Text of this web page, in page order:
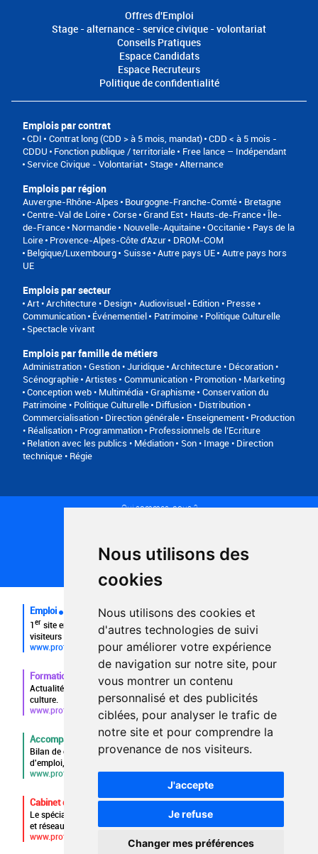
Nous utilisons des
cookies
Nous utilisons des cookies et
d'autres technologies de suivi
pour améliorer votre expérience
de navigation sur notre site, pour
vous montrer un contenu
personnalisé et des publicités
ciblées, pour analyser le trafic de
notre site et pour comprendre la
provenance de nos visiteurs.
J'accepte
Je refuse
Changer mes préférences
Offres d'Emploi
Stage - alternance - service civique - volontariat
Conseils Pratiques
Espace Candidats
Espace Recruteurs
Politique de confidentialité
Emplois par contrat
CDI Contrat long (CDD > à 5 mois, mandat) CDD < à 5 mois -
CDDU
Fonction publique / territoriale
Free lance – Indépendant
Service Civique - Volontariat
Stage Alternance
Emplois par région
Auvergne-Rhône-Alpes Bourgogne-Franche-Comté
Bretagne
Centre-Val de Loire Corse Grand Est Hauts-de-France Île-
de-France Normandie Nouvelle-Aquitaine Occitanie
Pays de la
Loire Provence-Alpes-Côte d'Azur
DROM-COM
Belgique/Luxembourg
Suisse Autre pays UE Autre pays hors
UE
Emplois par secteur
Art • Architecture • Design Audiovisuel Edition • Presse •
Communication Événementiel
Patrimoine • Politique Culturelle
Spectacle vivant
Emplois par famille de métiers
Administration • Gestion • Juridique Architecture • Décoration •
Scénographie Artistes
Communication • Promotion • Marketing
Conception web • Multimédia • Graphisme Conservation du
Patrimoine • Politique Culturelle Diffusion • Distribution •
Commercialisation Direction générale Enseignement Production
• Réalisation • Programmation Professionnels de l’Ecriture
Relation avec les publics • Médiation
Son • Image • Direction
technique • Régie
Qui sommes-nous ?
Plan du site
FAQ recruteurs
FAQ
Emploi
1er site emploi du secteur culturel 784.000 visites et 230.000
visiteurs uniques par mois.
www.profilculture.com
Formation
Actualités, guide et annuaire des formations aux métiers de la
culture.
www.profilculture-formation.com
Accompagnement professionnel
Bilan de compétences, coaching, techniques de recherche
d'emploi, entretien conseil.
www.profilculture-competences.com
Cabinet de recrutement
Le spécialiste du secteur culturel, une cvthèque de 86.000 CV
et réseau unique de professionnels.
www.profilculture-conseil.com/cabinet-recrutement